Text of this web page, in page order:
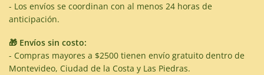
- Los envíos se coordinan con al menos 24 horas de
anticipación.
🎁 Envíos sin costo:
- Compras mayores a $2500 tienen envío gratuito dentro de
Montevideo, Ciudad de la Costa y Las Piedras.